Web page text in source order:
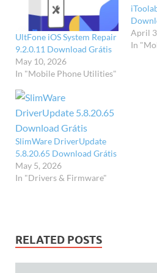
UltFone iOS System Repair
9.2.0.11 Download Grátis
May 10, 2026
In "Mobile Phone Utilities"
April
In
SlimWare DriverUpdate
5.8.20.65 Download Grátis
May 5, 2026
In "Drivers & Firmware"
RELATED POSTS